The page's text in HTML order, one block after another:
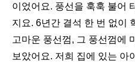
이었어요. 풍선을 훅훅 불어
지요. 6년간 결석 한 번 없이
고마운 풍선껌, 그 풍선껌에
보았어요. 저희 집에 있는 아